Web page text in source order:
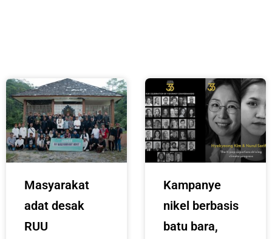
Masyarakat
adat desak
RUU
Kampanye
nikel berbasis
batu bara,